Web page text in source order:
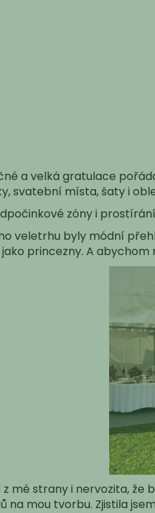
a velká gratulace
svatební místa, šaty i
zóny i
veletrhu byly módní
princezny. A
mé strany i nervozita,
mou tvorbu. Zjistila